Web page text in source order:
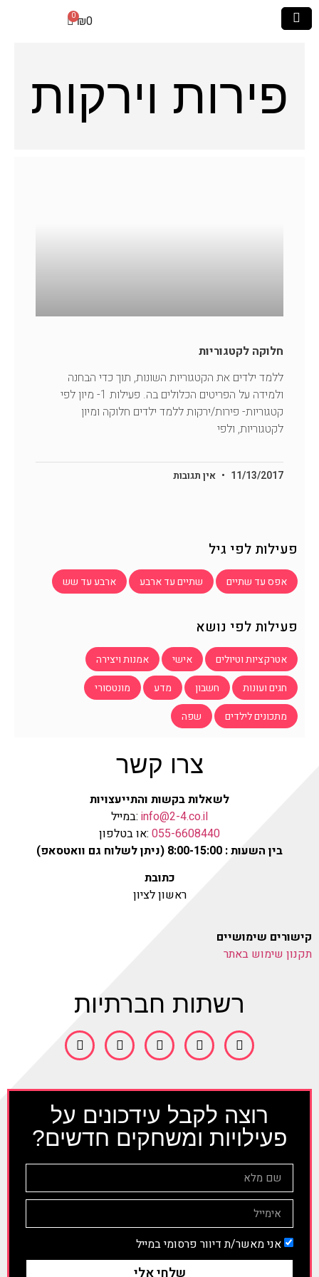
₪0
פירות וירקות
חלוקה לקטגוריות
ללמד ילדים את הקטגוריות השונות, תוך כדי הבחנה
ולמידה על הפריטים הכלולים בה. פעילות 1- מיון לפי
קטגוריות- פירות/ירקות ללמד ילדים חלוקה ומיון
לקטגוריות, ולפי
11/13/2017 אין תגובות
פעילות לפי גיל
אפס עד שתיים שתיים עד ארבע ארבע עד שש
פעילות לפי נושא
אטרקציות וטיולים אישי
אמנות ויצירה
חגים ועונות
חשבון מדע
מונטסורי
מתכונים לילדים
שפה
רוצה לקבל עידכונים על
פעילויות ומשחקים חדשים?
אני מאשר/ת דיוור פרסומי במייל
רשתות חברתיות
צרו קשר
לשאלות בקשות והתייעצויות
info@2-4.co.il :במייל
055-6608440 :או בטלפון
בין השעות : 8:00-15:00 (ניתן לשלוח גם וואטסאפ)
כתובת
ראשון לציון
קישורים שימושיים
תקנון שימוש באתר